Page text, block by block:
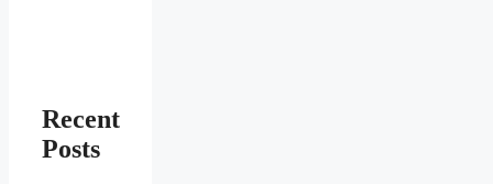
Recent
Posts